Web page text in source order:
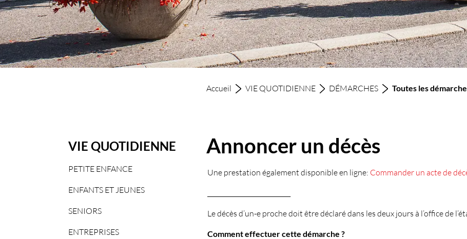
Accueil VIE QUOTIDIENNE DÉMARCHES Toutes les
VIE QUOTIDIENNE
PETITE ENFANCE
ENFANTS ET JEUNES
SENIORS
ENTREPRISES
Annoncer un décès
Une prestation également disponible en ligne: Commander un acte de
Le décès d’un-e proche doit être déclaré dans les deux jours à l’office de
Comment effectuer cette démarche ?